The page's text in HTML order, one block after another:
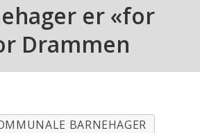
er «for
Drammen
BARNEHAGER